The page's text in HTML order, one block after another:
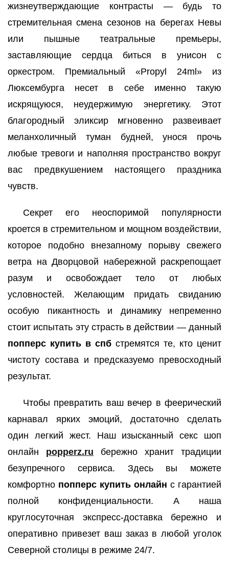
жизнеутверждающие контрасты — будь то
стремительная смена сезонов на берегах Невы
или пышные театральные премьеры,
заставляющие сердца биться в унисон с
оркестром. Премиальный «Propyl 24ml» из
Люксембурга несет в себе именно такую
искрящуюся, неудержимую энергетику. Этот
благородный эликсир мгновенно развеивает
меланхоличный туман будней, унося прочь
любые тревоги и наполняя пространство вокруг
вас предвкушением настоящего праздника
чувств.
Секрет его неоспоримой популярности
кроется в стремительном и мощном воздействии,
которое подобно внезапному порыву свежего
ветра на Дворцовой набережной раскрепощает
разум и освобождает тело от любых
условностей. Желающим придать свиданию
особую пикантность и динамику непременно
стоит испытать эту страсть в действии — данный
попперс купить в спб стремятся те, кто ценит
чистоту состава и предсказуемо превосходный
результат.
Чтобы превратить ваш вечер в феерический
карнавал ярких эмоций, достаточно сделать
один легкий жест. Наш изысканный секс шоп
онлайн popperz.ru бережно хранит традиции
безупречного сервиса. Здесь вы можете
комфортно попперс купить онлайн с гарантией
полной конфиденциальности. А наша
круглосуточная экспресс-доставка бережно и
оперативно привезет ваш заказ в любой уголок
Северной столицы в режиме 24/7.